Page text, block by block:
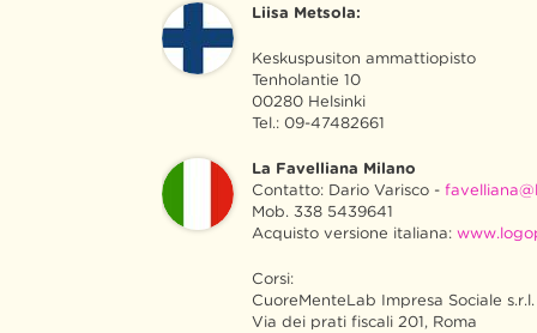
Liisa Metsola:
Keskuspusiton ammattiopisto
Tenholantie 10
00280 Helsinki
Tel.: 09-47482661
La Favelliana Milano
Contatto: Dario Varisco -
Mob. 338 5439641
Acquisto versione italiana:
Corsi:
CuoreMenteLab Impresa Sociale s.r.l.
Via dei prati fiscali 201, Roma